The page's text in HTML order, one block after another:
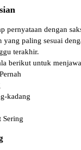
pernyataan dengan
yang paling sesuai
terakhir.
berikut untuk
kadang
Sering